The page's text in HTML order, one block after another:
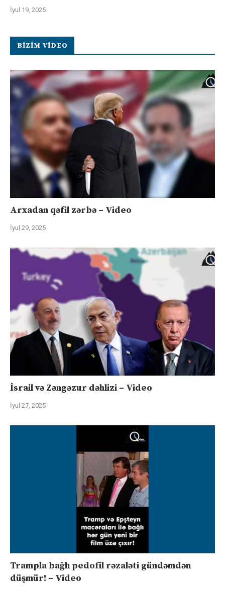
İyul 19, 2025
BIZIM VIDEO
Arxadan qəfil zərbə – Video
İyul 29, 2025
İsrail və Zəngəzur dəhlizi – Video
İyul 27, 2025
Trampla bağlı pedofil rəzaləti gündəmdən
düşmür! – Video